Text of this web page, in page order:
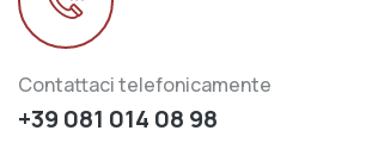
Contattaci telefonicamente
+39 081 014 08 98